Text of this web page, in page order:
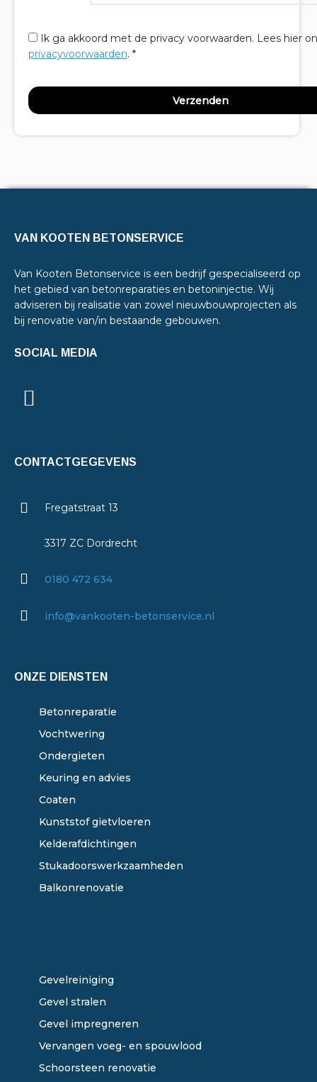
Ik ga akkoord met de privacy voorwaarden. Lees hier
privacyvoorwaarden. *
VAN KOOTEN BETONSERVICE
Van Kooten Betonservice is een bedrijf gespecialiseerd op
het gebied van betonreparaties en betoninjectie. Wij
adviseren bij realisatie van zowel nieuwbouwprojecten als
bij renovatie van/in bestaande gebouwen.
SOCIAL MEDIA
CONTACTGEGEVENS
Fregatstraat 13
3317 ZC Dordrecht
0180 472 634
info@vankooten-betonservice.nl
ONZE DIENSTEN
Betonreparatie
Vochtwering
Ondergieten
Keuring en advies
Coaten
Kunststof gietvloeren
Kelderafdichtingen
Stukadoorswerkzaamheden
Balkonrenovatie
Gevelreiniging
Gevel stralen
Gevel impregneren
Vervangen voeg- en spouwlood
Schoorsteen renovatie